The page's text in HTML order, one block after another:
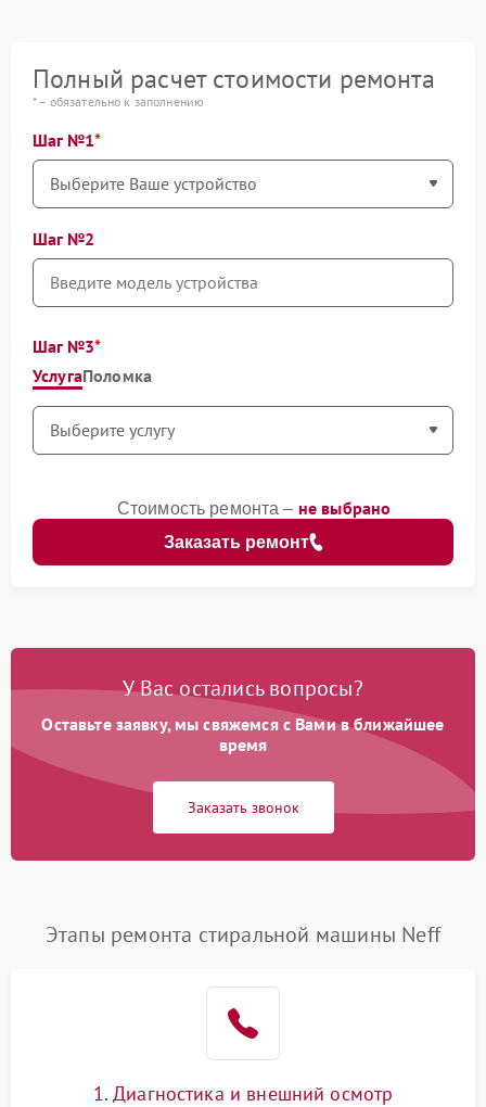
Полный расчет стоимости ремонта
* – обязательно к заполнению
Шаг №1
Шаг №2
Шаг №3
УслугаПоломка
Заказать ремонт
Стоимость ремонта – не выбрано
У Вас остались вопросы?
Оставьте заявку, мы свяжемся с Вами в ближайшее
время
Заказать звонок
Этапы ремонта стиральной машины Neff
1. Диагностика и внешний осмотр